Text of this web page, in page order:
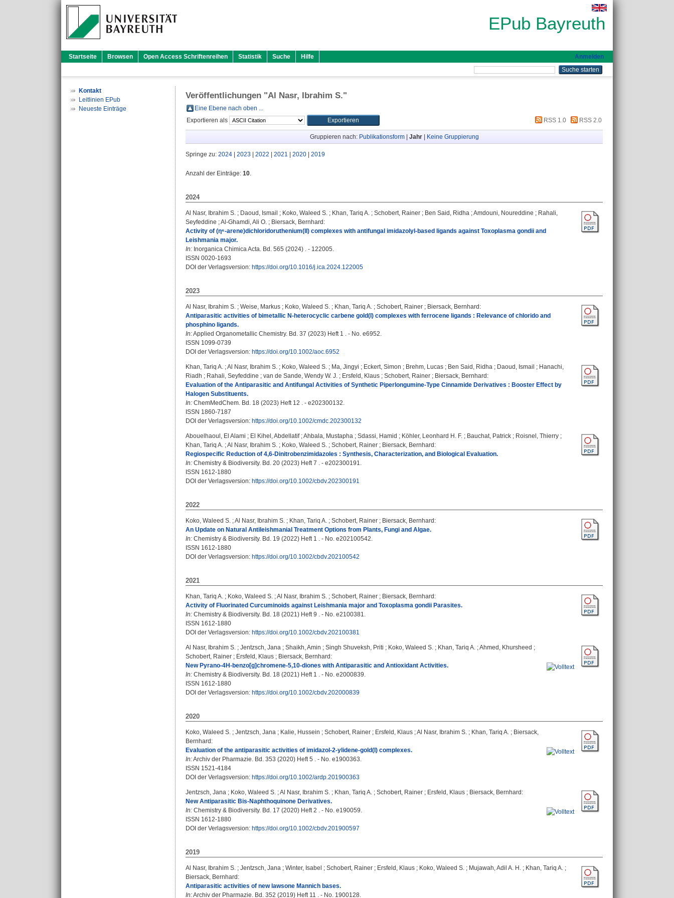
EPub Bayreuth
Startseite Browsen Open Access Schriftenreihen Statistik Suche Hilfe Anmelden
Kontakt
Leitlinien EPub
Neueste Einträge
Veröffentlichungen "Al Nasr, Ibrahim S."
Eine Ebene nach oben ...
Exportieren als
RSS 1.0 RSS 2.0
Gruppieren nach: Publikationsform| Jahr| Keine Gruppierung
Springe zu: 2024 2023 2022 2021 2020 2019
Anzahl der Einträge: 10.
2024
Al Nasr, Ibrahim S. ; Daoud, Ismail ; Koko, Waleed S. ; Khan, Tariq A. ; Schobert, Rainer ; Ben Said, Ridha ;Amdouni, Noureddine ; Rahali,
Seyfeddine ;Al-Ghamdi, Ali O. ; Biersack, Bernhard :
Activity of (η⁶-arene)dichloridoruthenium(II) complexes with antifungal imidazolyl-based ligands against Toxoplasma gondii and
Leishmania major.
In: Inorganica Chimica Acta. Bd. 565 (2024) . - 122005.
ISSN 0020-1693
DOI der Verlagsversion: https://doi.org/10.1016/j.ica.2024.122005
2023
Al Nasr, Ibrahim S. ; Weise, Markus ; Koko, Waleed S. ; Khan, Tariq A. ; Schobert, Rainer ; Biersack, Bernhard :
Antiparasitic activities of bimetallic N-heterocyclic carbene gold(I) complexes with ferrocene ligands : Relevance of chlorido and
phosphino ligands.
In:Applied Organometallic Chemistry. Bd. 37 (2023) Heft 1 . - No. e6952.
ISSN 1099-0739
DOI der Verlagsversion: https://doi.org/10.1002/aoc.6952
Khan, Tariq A. ;Al Nasr, Ibrahim S. ; Koko, Waleed S. ; Ma, Jingyi ; Eckert, Simon ; Brehm, Lucas ; Ben Said, Ridha ; Daoud, Ismail ; Hanachi,
Riadh ; Rahali, Seyfeddine ; van de Sande, Wendy W. J. ; Ersfeld, Klaus ; Schobert, Rainer ; Biersack, Bernhard :
Evaluation of the Antiparasitic and Antifungal Activities of Synthetic Piperlongumine-Type Cinnamide Derivatives : Booster Effect by
Halogen Substituents.
In: ChemMedChem. Bd. 18 (2023) Heft 12 . - e202300132.
ISSN 1860-7187
DOI der Verlagsversion: https://doi.org/10.1002/cmdc.202300132
Abouelhaoul, El Alami ; El Kihel, Abdellatif;Ahbala, Mustapha ; Sdassi, Hamid ; Köhler, Leonhard H. F. ; Bauchat, Patrick ; Roisnel, Thierry ;
Khan, Tariq A. ;Al Nasr, Ibrahim S. ; Koko, Waleed S. ; Schobert, Rainer ; Biersack, Bernhard :
Regiospecific Reduction of 4,6-Dinitrobenzimidazoles : Synthesis, Characterization, and Biological Evaluation.
In: Chemistry & Biodiversity. Bd. 20 (2023) Heft 7 . - e202300191.
ISSN 1612-1880
DOI der Verlagsversion: https://doi.org/10.1002/cbdv.202300191
2022
Koko, Waleed S. ;Al Nasr, Ibrahim S. ; Khan, Tariq A. ; Schobert, Rainer ; Biersack, Bernhard :
An Update on Natural Antileishmanial Treatment Options from Plants, Fungi and Algae.
In: Chemistry & Biodiversity. Bd. 19 (2022) Heft 1 . - No. e202100542.
ISSN 1612-1880
DOI der Verlagsversion: https://doi.org/10.1002/cbdv.202100542
2021
Khan, Tariq A. ; Koko, Waleed S. ;Al Nasr, Ibrahim S. ; Schobert, Rainer ; Biersack, Bernhard :
Activity of Fluorinated Curcuminoids against Leishmania major and Toxoplasma gondii Parasites.
In: Chemistry & Biodiversity. Bd. 18 (2021) Heft 9 . - No. e2100381.
ISSN 1612-1880
DOI der Verlagsversion: https://doi.org/10.1002/cbdv.202100381
Al Nasr, Ibrahim S. ; Jentzsch, Jana ; Shaikh, Amin ; Singh Shuveksh, Priti ; Koko, Waleed S. ; Khan, Tariq A. ;Ahmed, Khursheed ;
Schobert, Rainer ; Ersfeld, Klaus ; Biersack, Bernhard :
New Pyrano-4H-benzo[g]chromene-5,10-diones with Antiparasitic and Antioxidant Activities.
In: Chemistry & Biodiversity. Bd. 18 (2021) Heft 1 . - No. e2000839.
ISSN 1612-1880
DOI der Verlagsversion: https://doi.org/10.1002/cbdv.202000839
2020
Koko, Waleed S. ; Jentzsch, Jana ; Kalie, Hussein ; Schobert, Rainer ; Ersfeld, Klaus ;Al Nasr, Ibrahim S. ; Khan, Tariq A. ; Biersack,
Bernhard :
Evaluation of the antiparasitic activities of imidazol-2-ylidene-gold(I) complexes.
In:Archiv der Pharmazie. Bd. 353 (2020) Heft 5 . - No. e1900363.
ISSN 1521-4184
DOI der Verlagsversion: https://doi.org/10.1002/ardp.201900363
Jentzsch, Jana ; Koko, Waleed S. ;Al Nasr, Ibrahim S. ; Khan, Tariq A. ; Schobert, Rainer ; Ersfeld, Klaus ; Biersack, Bernhard :
New Antiparasitic Bis-Naphthoquinone Derivatives.
In: Chemistry & Biodiversity. Bd. 17 (2020) Heft 2 . - No. e190059.
ISSN 1612-1880
DOI der Verlagsversion: https://doi.org/10.1002/cbdv.201900597
2019
Al Nasr, Ibrahim S. ; Jentzsch, Jana ; Winter, Isabel ; Schobert, Rainer ; Ersfeld, Klaus ; Koko, Waleed S. ; Mujawah, Adil A. H. ; Khan, Tariq A. ;
Biersack, Bernhard :
Antiparasitic activities of new lawsone Mannich bases.
In:Archiv der Pharmazie. Bd. 352 (2019) Heft 11 . - No. 1900128.